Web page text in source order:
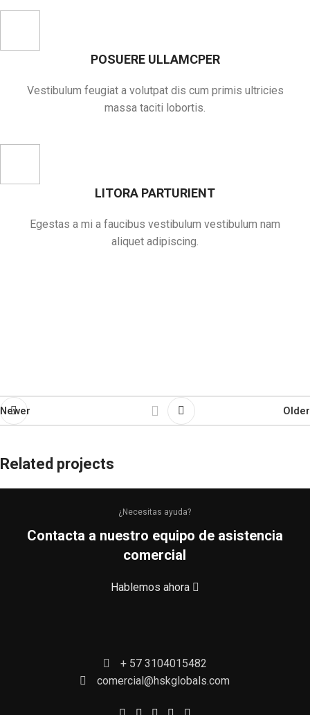
POSUERE ULLAMCPER
Vestibulum feugiat a volutpat dis cum primis ultricies
massa taciti lobortis.
LITORA PARTURIENT
Egestas a mi a faucibus vestibulum vestibulum nam
aliquet adipiscing.
Newer Older
Related projects
¿Necesitas ayuda?
Contacta a nuestro equipo de asistencia
comercial
Hablemos ahora
+ 57 3104015482
comercial@hskglobals.com